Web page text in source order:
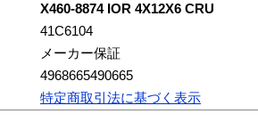
X460-8874 IOR 4X12X6 CRU
41C6104
メーカー保証
4968665490665
特定商取引法に基づく表示